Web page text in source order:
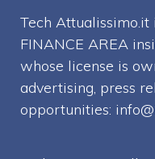
Tech Attualissimo.it
FINANCE AREA
whose license is
advertising, press
opportunities: